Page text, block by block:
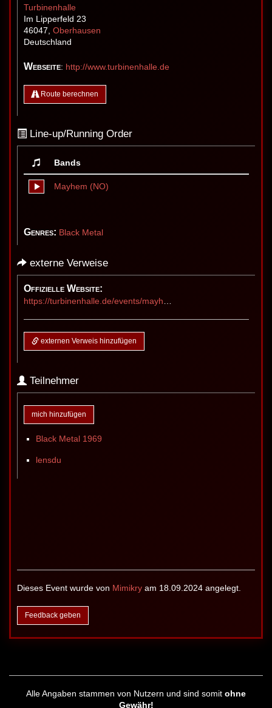
Turbinenhalle
Im Lipperfeld 23
46047 Oberhausen
Deutschland
Webseite: http://www.turbinenhalle.de
Route berechnen
Line-up/Running Order
Bands
Mayhem (NO)
Genres: Black Metal
externe Verweise
Offizielle Website:
https://turbinenhalle.de/events/mayhem/
externen Verweis hinzufügen
Teilnehmer
mich hinzufügen
Black Metal 1969
lensdu
Dieses Event wurde von Mimikry am 18.09.2024 angelegt.
Feedback geben
Alle Angaben stammen von Nutzern und sind somit ohne
Gewähr!